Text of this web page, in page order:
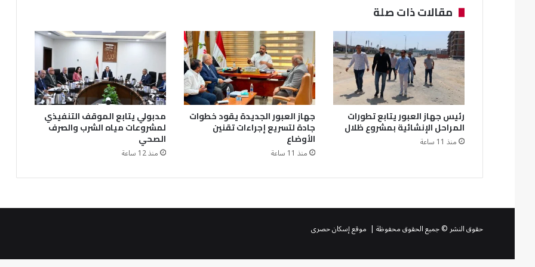
مقالات ذات صلة
رئيس جهاز العبور يتابع تطورات
المراحل الإنشائية بمشروع ظلال
منذ 11 ساعة
جهاز العبور الجديدة يقود خطوات
جادة لتسريع إجراءات تقنين
الأوضاع
منذ 11 ساعة
مدبولي يتابع الموقف التنفيذي
لمشروعات مياه الشرب والصرف
الصحي
منذ 12 ساعة
حقوق النشر © جميع الحقوق محفوظة | موقع إسكان حصرى